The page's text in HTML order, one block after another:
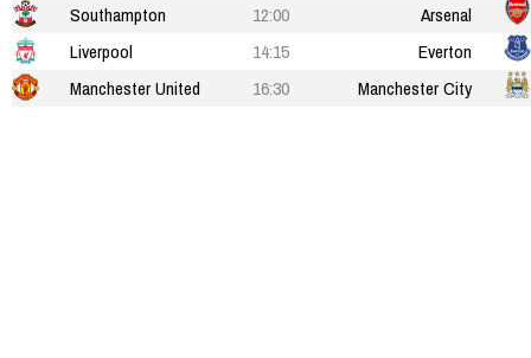
Southampton
12:00
Arsenal
Liverpool
14:15
Everton
Manchester United
16:30 Manchester City